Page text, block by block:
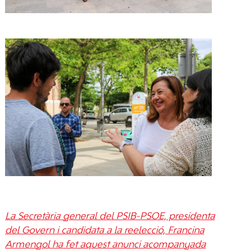
La Secretària general del PSIB-PSOE, presidenta
del Govern i candidata a la reelecció, Francina
Armengol ha fet aquest anunci acompanyada